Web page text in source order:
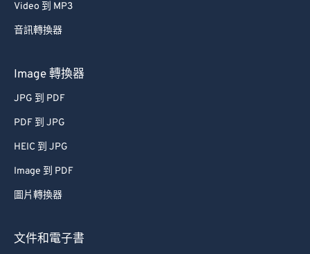
Video 到 MP3
音訊轉換器
Image 轉換器
JPG 到 PDF
PDF 到 JPG
HEIC 到 JPG
Image 到 PDF
圖片轉換器
文件和電子書